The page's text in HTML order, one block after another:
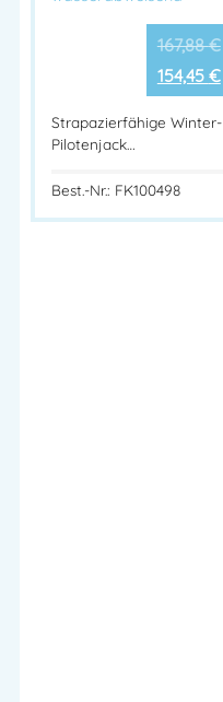
167,88€
154,45 €
Strapazierfähige Winter-
Pilotenjack…
Best.-Nr.: FK100498